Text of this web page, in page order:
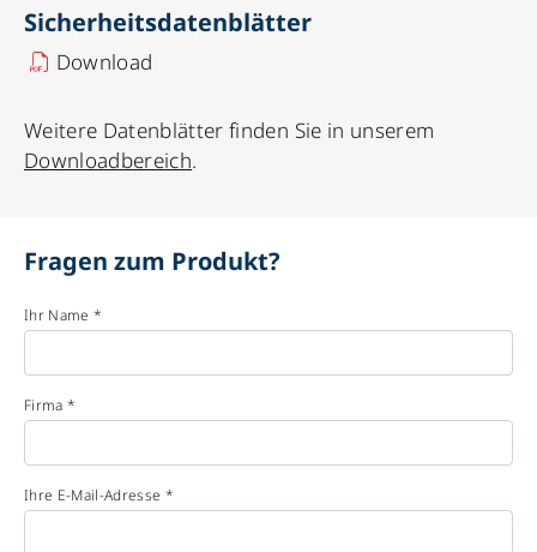
Sicherheitsdatenblätter
Download
Weitere Datenblätter finden Sie in unserem
Downloadbereich.
Fragen zum Produkt?
Ihr Name *
Firma *
Ihre E-Mail-Adresse *